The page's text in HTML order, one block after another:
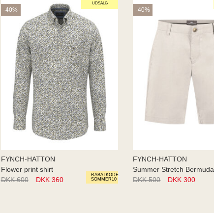
UDSALG
RABATKODE:
SOMMER10
-40%
FYNCH-HATTON
Flower print shirt
DKK 600
DKK 360
-40%
FYNCH-HATTON
Summer Stretch Bermuda
DKK 500
DKK 300